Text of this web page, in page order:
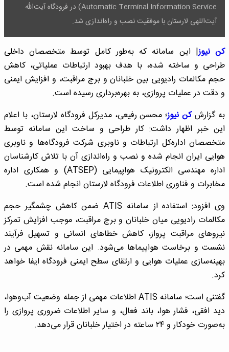
Automatic Terminal Information Service) در فرودگاه آیت‌الله
آیت‌اللهی لارستان با موفقیت نصب و راه‌اندازی شد.
کن نیوز| این سامانه که به‌طور کامل توسط متخصصان داخلی
طراحی و ساخته شده، با هدف بهبود ارتباطات عملیاتی، کاهش
حجم مکالمات رادیویی بین خلبانان و برج مراقبت، و افزایش ایمنی
و دقت در عملیات پروازی، به بهره‌برداری رسیده است.
به گزارشکن نیوز؛ محسن رفیعی، مدیرکل فرودگاه لارستان، با اعلام
این خبر اظهار داشت: کار طراحی و ساخت این سامانه توسط
متخصصان اداره‌کل ارتباطات و ناوبری شرکت فرودگاه‌ها و ناوبری
هوایی ایران انجام شده و نصب و راه‌اندازی آن با تلاش کارشناسان
اداره مهندسی الکترونیک هواپیمایی (ATSEP) و همکاری اداره
مخابرات و فناوری اطلاعات فرودگاه لارستان انجام شده است.
وی افزود: استفاده از سامانه ATIS ضمن کاهش چشمگیر حجم
مکالمات رادیویی میان خلبانان و برج مراقبت، موجب افزایش تمرکز
نیروهای مراقبت پرواز، کاهش خطاهای انسانی و تسهیل فرآیند
نشست و برخاست هواپیماها می‌شود. این سامانه نقش مهمی در
بهینه‌سازی عملیات هوایی و ارتقای سطح ایمنی فرودگاه ایفا خواهد
کرد.
گفتنی است؛ سامانه ATIS اطلاعات مهمی از جمله وضعیت آب‌وهوا،
دید افقی، فشار هوا، باند فعال، و سایر اطلاعات ضروری پروازی را
به‌صورت خودکار و ۲۴ ساعته در اختیار خلبانان قرار می‌دهد.